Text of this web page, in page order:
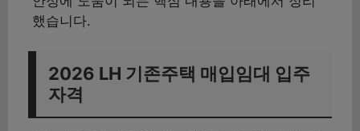
했습니다.
2026 LH 기존주택 매입임대 입주
자격